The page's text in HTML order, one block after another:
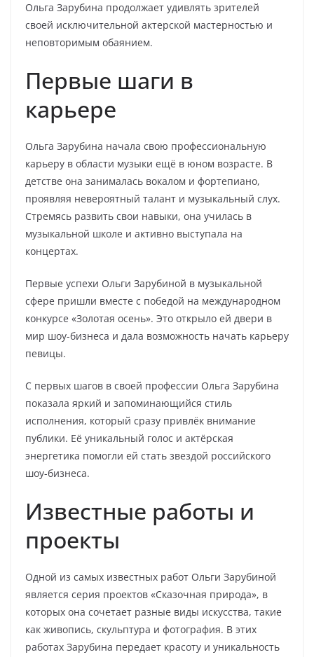
Ольга Зарубина продолжает удивлять зрителей
своей исключительной актерской мастерностью и
неповторимым обаянием.
Первые шаги в
карьере
Ольга Зарубина начала свою профессиональную
карьеру в области музыки ещё в юном возрасте. В
детстве она занималась вокалом и фортепиано,
проявляя невероятный талант и музыкальный слух.
Стремясь развить свои навыки, она училась в
музыкальной школе и активно выступала на
концертах.
Первые успехи Ольги Зарубиной в музыкальной
сфере пришли вместе с победой на международном
конкурсе «Золотая осень». Это открыло ей двери в
мир шоу-бизнеса и дала возможность начать карьеру
певицы.
С первых шагов в своей профессии Ольга Зарубина
показала яркий и запоминающийся стиль
исполнения, который сразу привлёк внимание
публики. Её уникальный голос и актёрская
энергетика помогли ей стать звездой российского
шоу-бизнеса.
Известные работы и
проекты
Одной из самых известных работ Ольги Зарубиной
является серия проектов «Сказочная природа», в
которых она сочетает разные виды искусства, такие
как живопись, скульптура и фотография. В этих
работах Зарубина передает красоту и уникальность